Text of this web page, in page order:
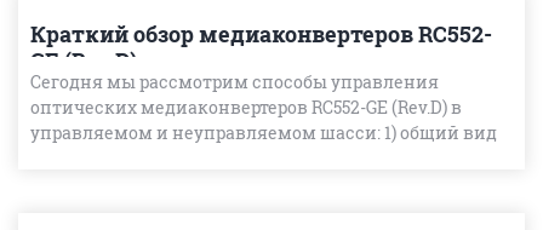
Краткий обзор медиаконвертеров RC552-
GE (Rev.D).
Сегодня мы рассмотрим способы управления
оптических медиаконвертеров RC552-GE (Rev.D) в
управляемом и неуправляемом шасси: 1) общий вид